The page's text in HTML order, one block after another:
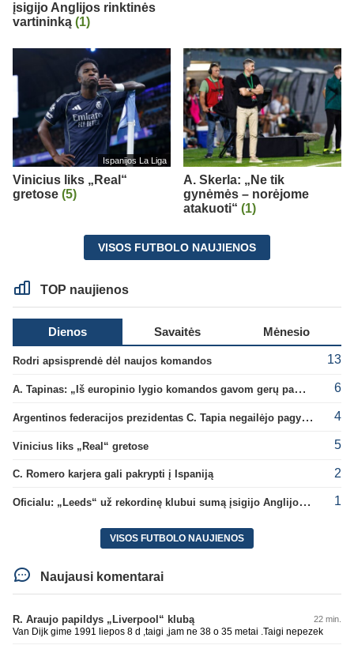
įsigijo Anglijos rinktinės
vartininką (1)
Ispanijos La Liga
Vinicius liks „Real“
gretose (5)
A. Skerla: „Ne tik
gynėmės – norėjome
atakuoti“ (1)
VISOS FUTBOLO NAUJIENOS
TOP naujienos
Dienos Savaitės Mėnesio
Rodri apsisprendė dėl naujos komandos 13
A. Tapinas: „Iš europinio lygio komandos gavom gerų pamokų“ 6
Argentinos federacijos prezidentas C. Tapia negailėjo pagyrų G. Infantino 4
Vinicius liks „Real“ gretose 5
C. Romero karjera gali pakrypti į Ispaniją 2
Oficialu: „Leeds“ už rekordinę klubui sumą įsigijo Anglijos rinktinės vartininką 1
VISOS FUTBOLO NAUJIENOS
Naujausi komentarai
R. Araujo papildys „Liverpool“ klubą 22 min.
Van Dijk gime 1991 liepos 8 d ,taigi ,jam ne 38 o 35 metai .Taigi nepezek